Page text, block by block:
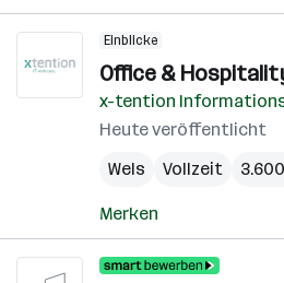
Einblicke
Office &
x-tention
Heute veröffentlicht
Wels
Vollzeit
Merken